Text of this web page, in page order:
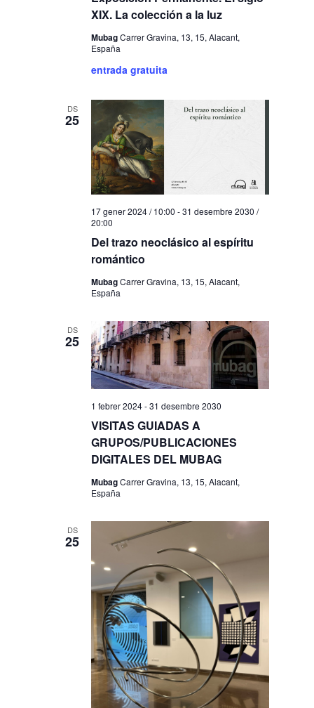
XIX. La colección a la luz
MubagCarrer Gravina, 13, 15, Alacant,
España
entrada gratuita
DS
25
Del trazo neoclásico al espíritu
romántico
17 gener 2024 / 10:00 -31 desembre 2030 /
20:00
MubagCarrer Gravina, 13, 15, Alacant,
España
DS
25
VISITAS GUIADAS A
GRUPOS/PUBLICACIONES
DIGITALES DEL MUBAG
1 febrer 2024-31 desembre 2030
MubagCarrer Gravina, 13, 15, Alacant,
España
DS
25